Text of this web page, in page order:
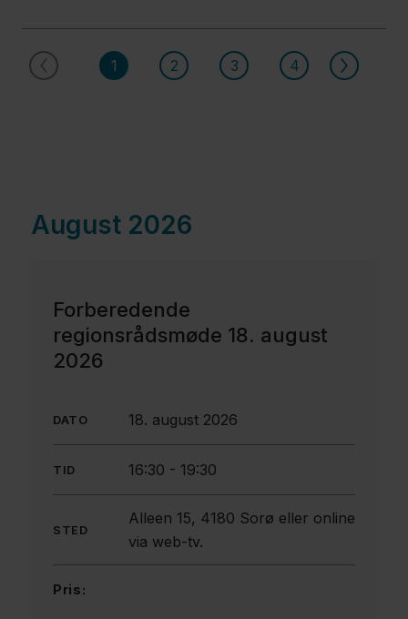
Regional
Job og
Fagfolk
Presse
1 2 3 4
August 2026
Forberedende
regionsrådsmøde 18. august
2026
DATO 18. august 2026
TID 16:30 - 19:30
STED
Alleen 15, 4180 Sorø eller online
via web-tv.
Pris: